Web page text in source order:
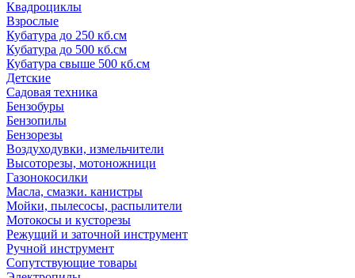
Квадроциклы
Взрослые
Кубатура до 250 кб.см
Кубатура до 500 кб.см
Кубатура свыше 500 кб.см
Детские
Садовая техника
Бензобуры
Бензопилы
Бензорезы
Воздуходувки, измельчители
Высоторезы, мотоножници
Газонокосилки
Масла, смазки. канистры
Мойки, пылесосы, распылители
Мотокосы и кусторезы
Режущий и заточной инструмент
Ручной инструмент
Сопутствующие товары